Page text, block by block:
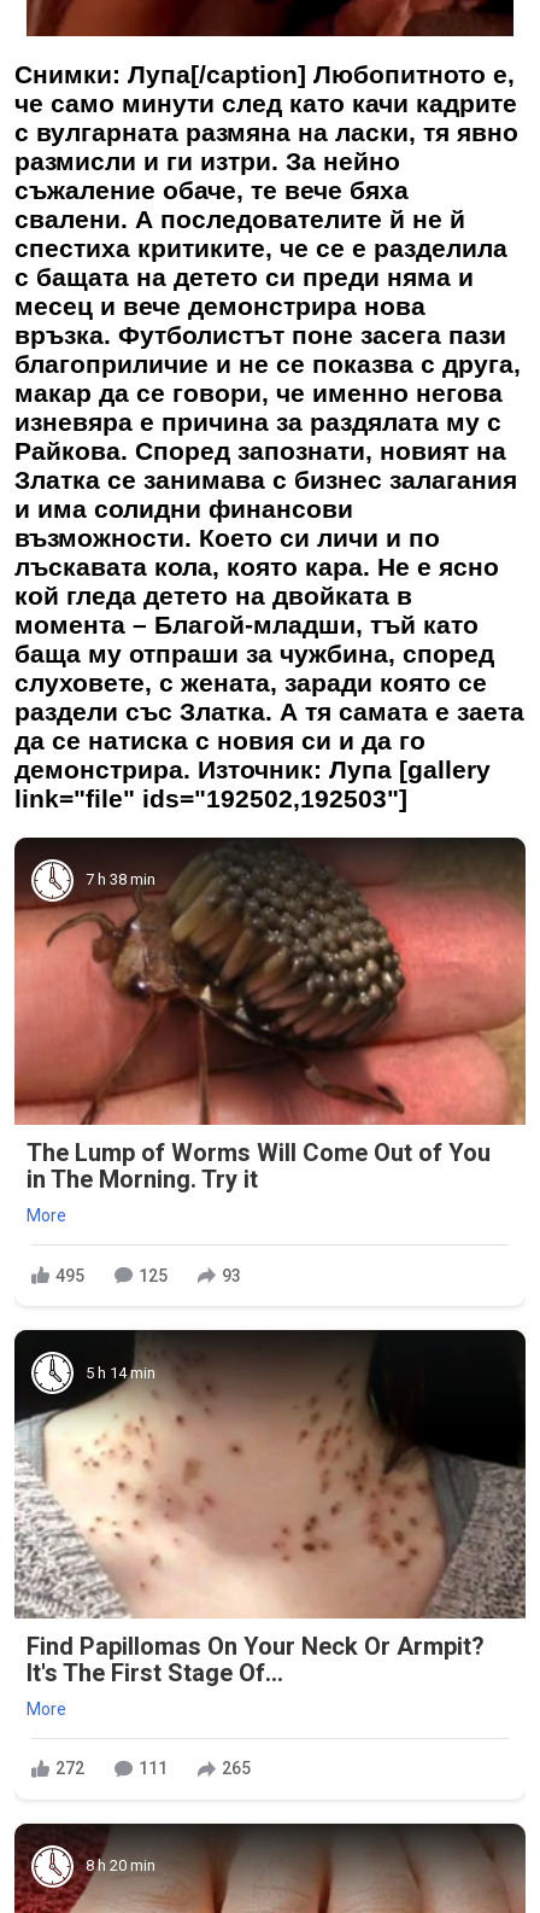
Снимки: Лупа[/caption] Любопитното е,
че само минути след като качи кадрите
с вулгарната размяна на ласки, тя явно
размисли и ги изтри. За нейно
съжаление обаче, те вече бяха
свалени. А последователите й не й
спестиха критиките, че се е разделила
с бащата на детето си преди няма и
месец и вече демонстрира нова
връзка. Футболистът поне засега пази
благоприличие и не се показва с друга,
макар да се говори, че именно негова
изневяра е причина за раздялата му с
Райкова. Според запознати, новият на
Златка се занимава с бизнес залагания
и има солидни финансови
възможности. Което си личи и по
лъскавата кола, която кара. Не е ясно
кой гледа детето на двойката в
момента – Благой-младши, тъй като
баща му отпраши за чужбина, според
слуховете, с жената, заради която се
раздели със Златка. А тя самата е заета
да се натиска с новия си и да го
демонстрира. Източник: Лупа [gallery
link="file" ids="192502,192503"]
7 h 38 min
The Lump of Worms Will Come Out of You
in The Morning. Try it
More
495 125 93
5 h 14 min
Find Papillomas On Your Neck Or Armpit?
It's The First Stage Of...
More
272 111 265
8 h 20 min